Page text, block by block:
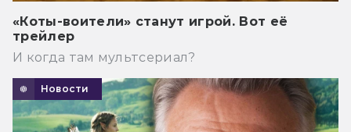
«Коты-воители» станут игрой. Вот её
трейлер
И когда там мультсериал?
Новости